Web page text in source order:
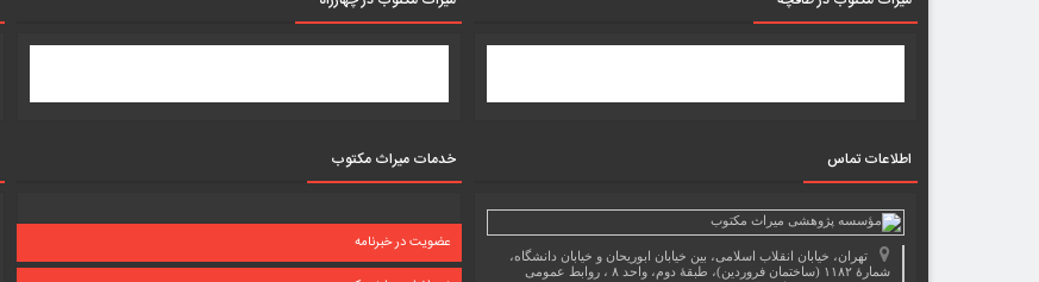
اطلاعات تماس
تهران، خیابان انقلاب اسلامی، بین خیابان ابوریحان و خیابان دانشگاه،
شمارۀ ۱۱۸۲ (ساختمان فروردین)، طبقۀ دوم، واحد ۸ ، روابط عمومی
خدمات میراث مکتوب
عضویت در خبرنامه